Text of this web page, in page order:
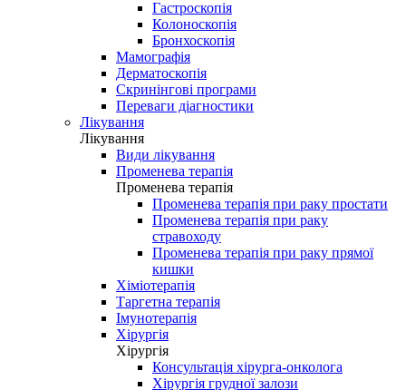
Гастроскопія
Колоноскопія
Бронхоскопія
Мамографія
Дерматоскопія
Скринінгові програми
Переваги діагностики
Лікування
Лікування
Види лікування
Променева терапія
Променева терапія
Променева терапія при раку простати
Променева терапія при раку
стравоходу
Променева терапія при раку прямої
кишки
Хіміотерапія
Таргетна терапія
Імунотерапія
Хірургія
Хірургія
Консультація хірурга-онколога
Хірургія грудної залози